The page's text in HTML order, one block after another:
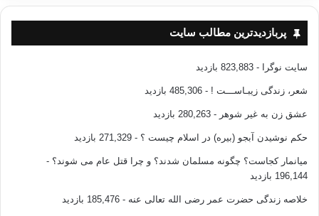
پربازدیدترین مطالب سایت
سایت نوگرا - 823,883 بازدید
شعر، زندگی زیبـاســـت ! - 485,306 بازدید
عشق زن به غیر شوهر - 280,263 بازدید
حکم نوشیدن آبجو (بیره) در اسلام چیست ؟ - 271,329 بازدید
میانمار کجاست؟ چگونه مسلمان شدند؟ و چرا قتل عام می شوند؟ -
196,144 بازدید
خلاصه زندگی حضرت عمر رضی الله تعالی عنه - 185,476 بازدید